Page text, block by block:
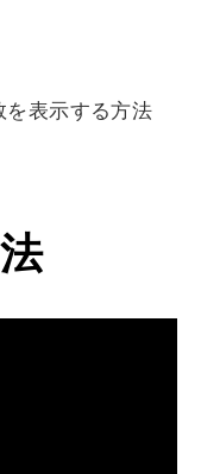
表示する方法